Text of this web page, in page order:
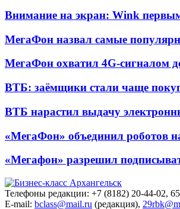
Внимание на экран: Wink
МегаФон назвал самые
МегаФон охватил 4G-сигналом
ВТБ: заёмщики стали чаще
ВТБ нарастил выдачу
«МегаФон» объединил роботов
«Мегафон» разрешил
Телефоны редакции: +7 (8182) 20-44-02,
E-mail: bclass@mail.ru (редакция),